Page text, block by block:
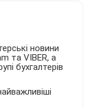
новини
та VIBER, а
бухгалтерів